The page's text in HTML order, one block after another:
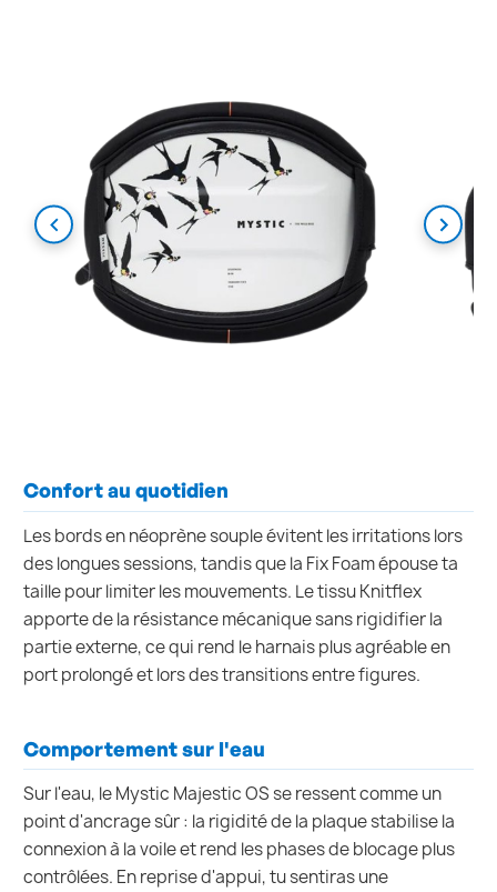
Confort au quotidien
Les bords en néoprène souple évitent les irritations lors
des longues sessions, tandis que la Fix Foam épouse ta
taille pour limiter les mouvements. Le tissu Knitflex
apporte de la résistance mécanique sans rigidifier la
partie externe, ce qui rend le harnais plus agréable en
port prolongé et lors des transitions entre figures.
Comportement sur l'eau
Sur l'eau, le Mystic Majestic OS se ressent comme un
point d'ancrage sûr : la rigidité de la plaque stabilise la
connexion à la voile et rend les phases de blocage plus
contrôlées. En reprise d'appui, tu sentiras une